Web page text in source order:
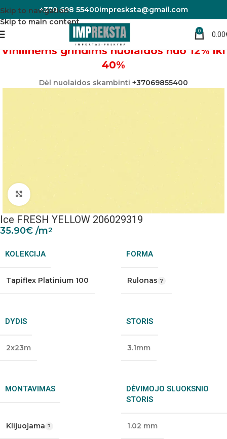
Skip to navigation
Skip to main content
+370 698 55400impresksta@gmail.com
0 0.00
Pradžia Linoleumas/PVC danga
Vinilinėms grindims nuolaidos nuo 12% iki
40%
Dėl nuolaidos skambinti +37069855400
Padidinti nuotrauką
Ice FRESH YELLOW 206029319
35.90€ /m2
KOLEKCIJA
Tapiflex Platinium 100
FORMA
Rulonas
DYDIS
2x23m
STORIS
3.1mm
MONTAVIMAS
Klijuojama
DĖVIMOJO SLUOKSNIO
STORIS
1.02 mm